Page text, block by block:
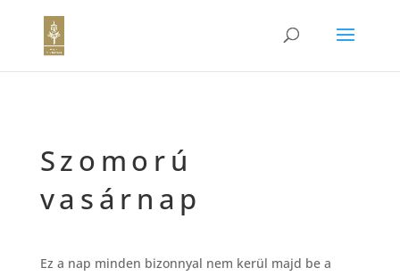
Szomorú
vasárnap
Ez a nap minden bizonnyal nem kerül majd be a